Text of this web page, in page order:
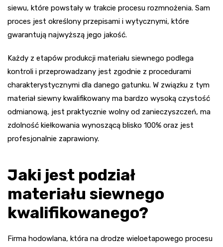
siewu, które powstały w trakcie procesu rozmnożenia. Sam
proces jest określony przepisami i wytycznymi, które
gwarantują najwyższą jego jakość.
Każdy z etapów produkcji materiału siewnego podlega
kontroli i przeprowadzany jest zgodnie z procedurami
charakterystycznymi dla danego gatunku. W związku z tym
materiał siewny kwalifikowany ma bardzo wysoką czystość
odmianową, jest praktycznie wolny od zanieczyszczeń, ma
zdolność kiełkowania wynoszącą blisko 100% oraz jest
profesjonalnie zaprawiony.
Jaki jest podział
materiału siewnego
kwalifikowanego?
Firma hodowlana, która na drodze wieloetapowego procesu